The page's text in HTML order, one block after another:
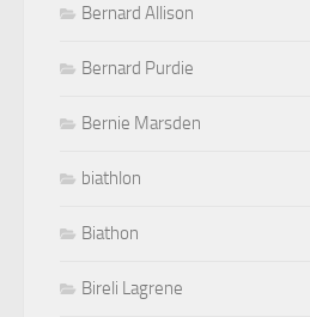
Bernard Allison
Bernard Purdie
Bernie Marsden
biathlon
Biathon
Bireli Lagrene